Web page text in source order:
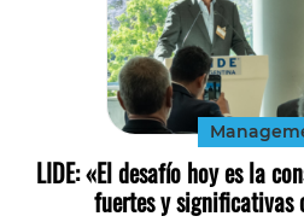
LIDE: «El desafío hoy es la
fuertes y significativas